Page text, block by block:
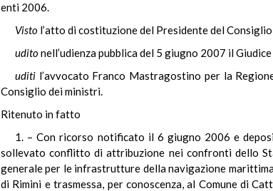
enti 2006.
Visto l’atto di costituzione del Presidente del
uditonell’udienza pubblica del 5 giugno 2007 il
uditi l’avvocato Franco Mastragostino per la
Consiglio dei ministri.
Ritenuto in fatto
1. – Con ricorso notificato il 6 giugno 2006 e
sollevato conflitto di attribuzione nei confronti dello
generale per le infrastrutture della navigazione
di Rimini e trasmessa, per conoscenza, al Comune di